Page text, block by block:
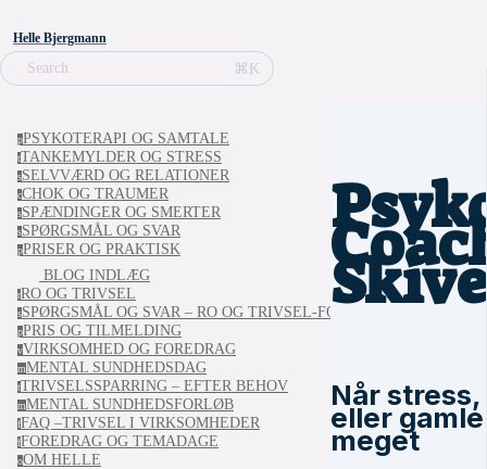
Helle Bjergmann
Search ⌘K
pPSYKOTERAPI OG SAMTALE
tTANKEMYLDER OG STRESS
sSELVVÆRD OG RELATIONER
cCHOK OG TRAUMER
sSPÆNDINGER OG SMERTER
sSPØRGSMÅL OG SVAR
pPRISER OG PRAKTISK
BLOG INDLÆG
rRO OG TRIVSEL
sSPØRGSMÅL OG SVAR – RO OG TRIVSEL-FORLØBET
pPRIS OG TILMELDING
vVIRKSOMHED OG FOREDRAG
mMENTAL SUNDHEDSDAG
tTRIVSELSSPARRING – EFTER BEHOV
mMENTAL SUNDHEDSFORLØB
fFAQ –TRIVSEL I VIRKSOMHEDER
fFOREDRAG OG TEMADAGE
oOM HELLE
Når
eller
meget